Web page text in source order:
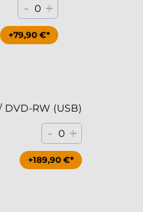
- 0 +
+79,90 €*
DVD-RW (USB)
- 0 +
+189,90 €*